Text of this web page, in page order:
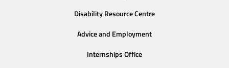
Disability Resource Centre
Advice and Employment
Internships Office